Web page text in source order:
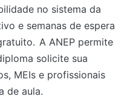
no sistema da
e semanas de espera
A ANEP permite
solicite sua
MEIs e profissionais
de aula.